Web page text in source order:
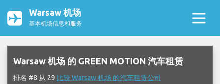
Warsaw 机场
基本机场信息和服务
Warsaw 机场 的 GREEN MOTION 汽车租赁
排名 #8 从 29 比较 Warsaw 机场 的汽车租赁公司